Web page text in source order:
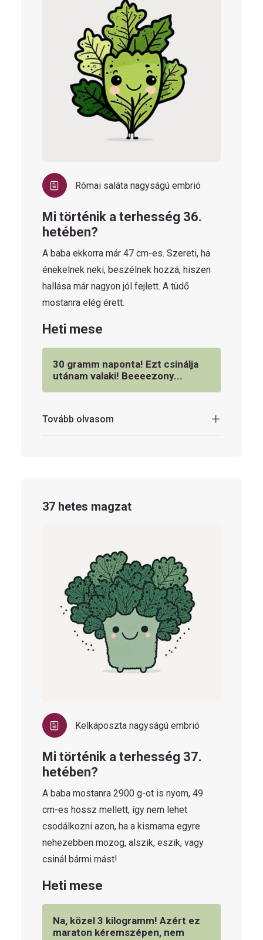
Római saláta nagyságú embrió
Mi történik a terhesség 36.
hetében?
A baba ekkorra már 47 cm-es. Szereti, ha
énekelnek neki, beszélnek hozzá, hiszen
hallása már nagyon jól fejlett. A tüdő
mostanra elég érett.
Heti mese
30 gramm naponta! Ezt csinálja
utánam valaki! Beeeezony...
Tovább olvasom
37 hetes magzat
Kelkáposzta nagyságú embrió
Mi történik a terhesség 37.
hetében?
A baba mostanra 2900 g-ot is nyom, 49
cm-es hossz mellett, így nem lehet
csodálkozni azon, ha a kismama egyre
nehezebben mozog, alszik, eszik, vagy
csinál bármi mást!
Heti mese
Na, közel 3 kilogramm! Azért ez
maraton kéremszépen, nem